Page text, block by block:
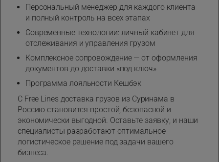
Персональный менеджер для каждого клиента
и полный контроль на всех этапах
Современные технологии: личный кабинет для
отслеживания и управления грузом
Комплексное сопровождение — от оформления
документов до доставки «под ключ»
Программа лояльности Кешбэк
С Free Lines доставка грузов из Суринама в
Россию становится простой, безопасной и
экономически выгодной. Оставьте заявку, и наши
специалисты разработают оптимальное
логистическое решение под задачи вашего
бизнеса.